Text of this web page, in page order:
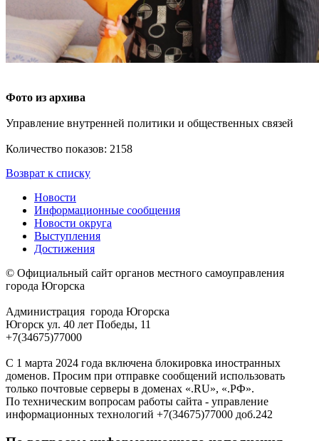
Фото из архива
Управление внутренней политики и общественных связей
Количество показов: 2158
Возврат к списку
Новости
Информационные сообщения
Новости округа
Выступления
Достижения
© Официальный сайт органов местного самоуправления
города Югорска
Администрация города Югорска
Югорск ул. 40 лет Победы, 11
+7(34675)77000
С 1 марта 2024 года включена блокировка иностранных
доменов. Просим при отправке сообщений использовать
только почтовые серверы в доменах «.RU», «.РФ».
По техническим вопросам работы сайта - управление
информационных технологий +7(34675)77000 доб.242